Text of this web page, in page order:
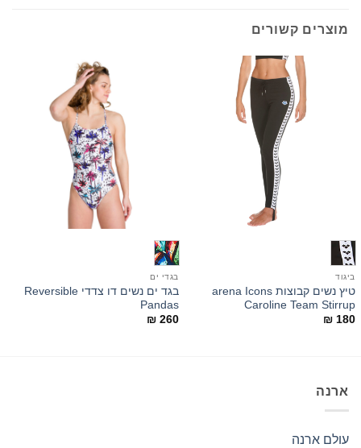
מוצרים קשורים
ביגוד
טיץ נשים קבוצות arena Icons
Caroline Team Stirrup
₪ 180
בגדי ים
בגד ים נשים דו צדדי Reversible
Pandas
₪ 260
ארנה
עולם ארנה